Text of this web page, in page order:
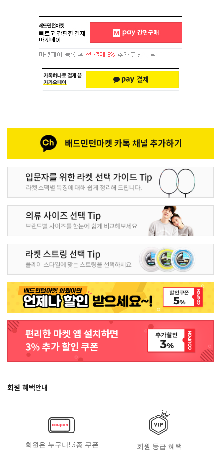
회원 혜택안내
회원은 누구나! 3종 쿠폰 회원 등급 혜택